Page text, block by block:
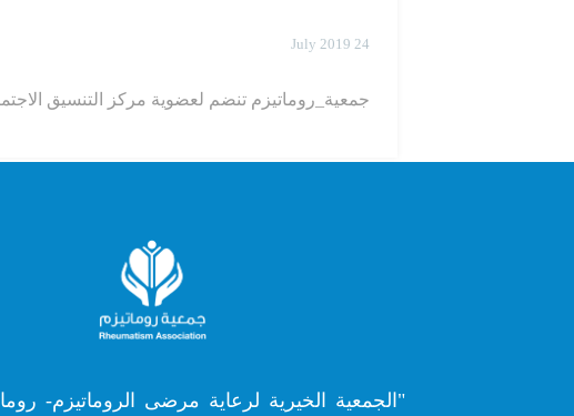
24 July 2019
جمعية_روماتيزم تنضم لعضوية مركز التنسيق
"الجمعية الخيرية لرعاية مرضى الروماتيزم-